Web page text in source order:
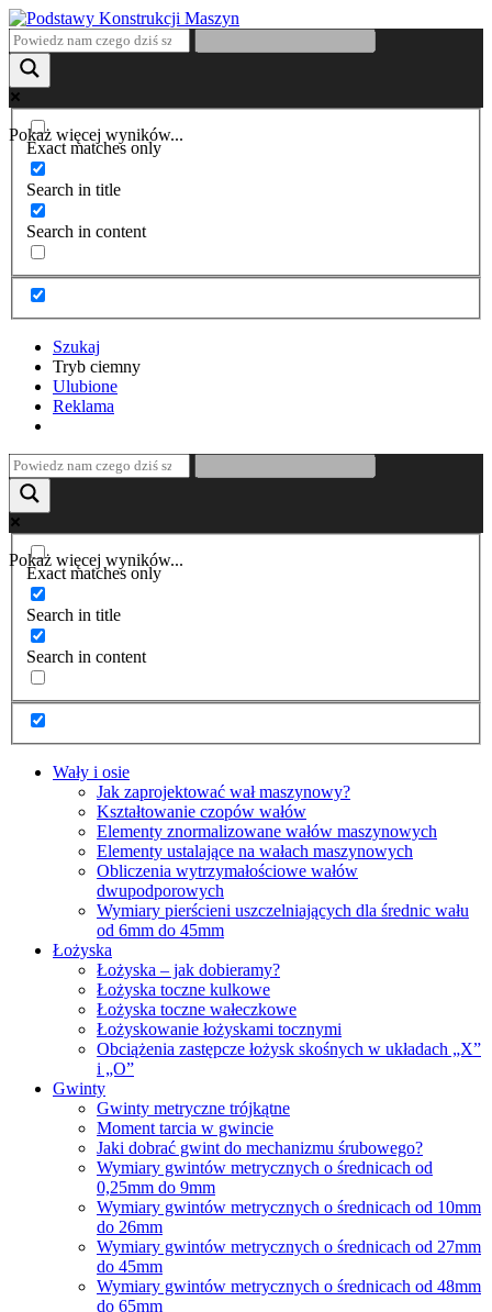
Pokaż więcej wyników...
Exact matches only
Search in title
Search in content
Szukaj
Tryb ciemny
Ulubione
Reklama
Pokaż więcej wyników...
Exact matches only
Search in title
Search in content
Wały i osie
Jak zaprojektować wał maszynowy?
Kształtowanie czopów wałów
Elementy znormalizowane wałów maszynowych
Elementy ustalające na wałach maszynowych
Obliczenia wytrzymałościowe wałów
dwupodporowych
Wymiary pierścieni uszczelniających dla średnic wału
od 6mm do 45mm
Łożyska
Łożyska – jak dobieramy?
Łożyska toczne kulkowe
Łożyska toczne wałeczkowe
Łożyskowanie łożyskami tocznymi
Obciążenia zastępcze łożysk skośnych w układach „X”
i „O”
Gwinty
Gwinty metryczne trójkątne
Moment tarcia w gwincie
Jaki dobrać gwint do mechanizmu śrubowego?
Wymiary gwintów metrycznych o średnicach od
0,25mm do 9mm
Wymiary gwintów metrycznych o średnicach od 10mm
do 26mm
Wymiary gwintów metrycznych o średnicach od 27mm
do 45mm
Wymiary gwintów metrycznych o średnicach od 48mm
do 65mm